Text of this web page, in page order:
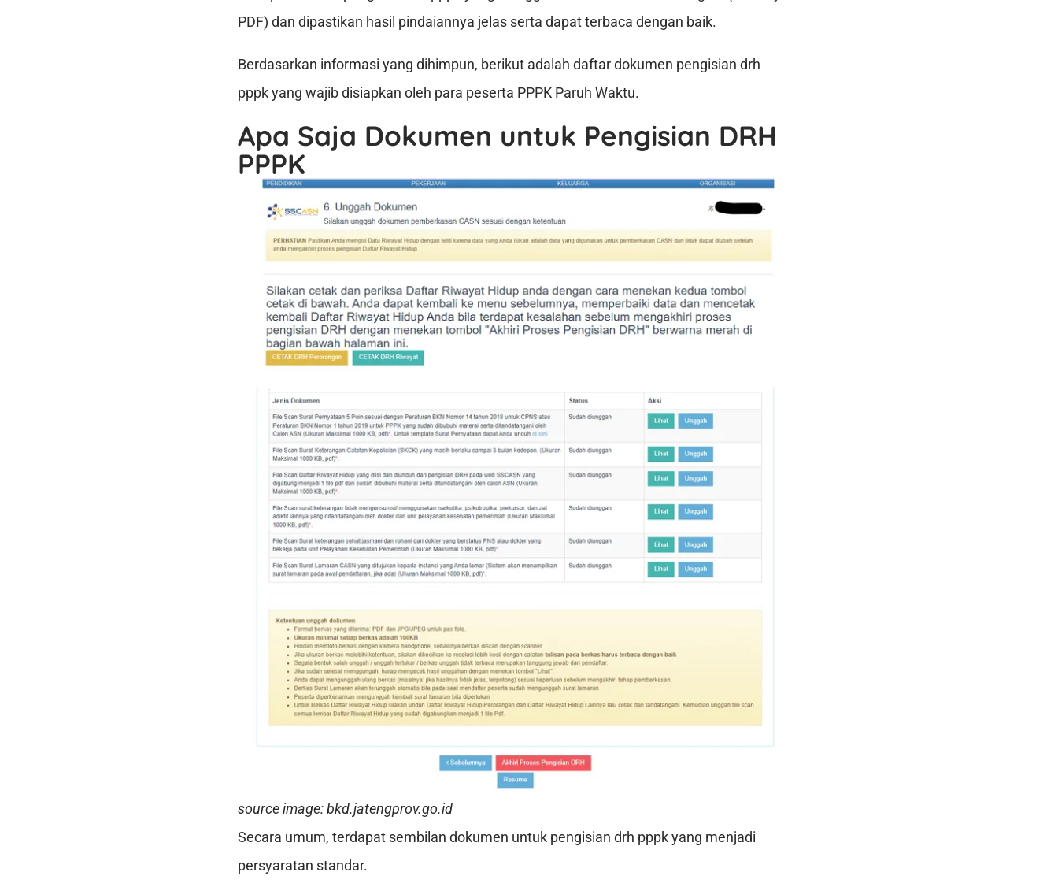
PDF) dan dipastikan hasil pindaiannya jelas serta dapat terbaca dengan baik.
Berdasarkan informasi yang dihimpun, berikut adalah daftar dokumen pengisian drh
pppk yang wajib disiapkan oleh para peserta PPPK Paruh Waktu.
Apa Saja Dokumen untuk Pengisian DRH
PPPK
source image: bkd.jatengprov.go.id
Secara umum, terdapat sembilan dokumen untuk pengisian drh pppk yang menjadi
persyaratan standar.